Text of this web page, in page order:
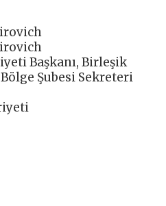
Başkanı, Birleşik
Şubesi Sekreteri